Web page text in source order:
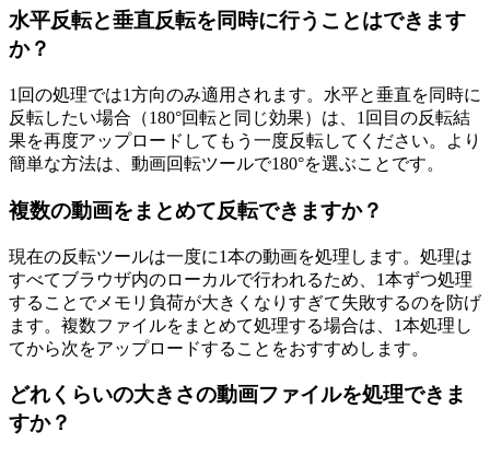
水平反転と垂直反転を同時に行うことはできます
か？
1回の処理では1方向のみ適用されます。水平と垂直を同時に
反転したい場合（180°回転と同じ効果）は、1回目の反転結
果を再度アップロードしてもう一度反転してください。より
簡単な方法は、動画回転ツールで180°を選ぶことです。
複数の動画をまとめて反転できますか？
現在の反転ツールは一度に1本の動画を処理します。処理は
すべてブラウザ内のローカルで行われるため、1本ずつ処理
することでメモリ負荷が大きくなりすぎて失敗するのを防げ
ます。複数ファイルをまとめて処理する場合は、1本処理し
てから次をアップロードすることをおすすめします。
どれくらいの大きさの動画ファイルを処理できま
すか？